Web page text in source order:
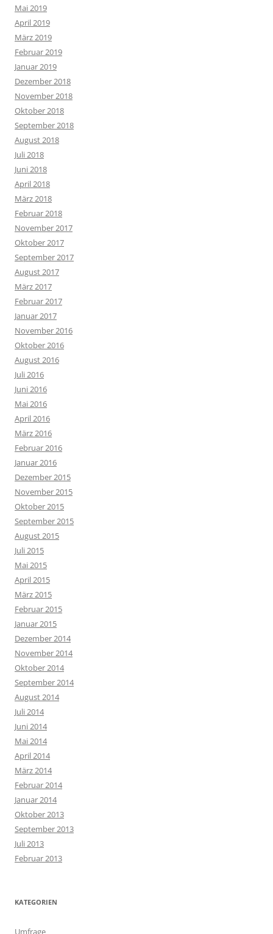
Mai 2019
April 2019
März 2019
Februar 2019
Januar 2019
Dezember 2018
November 2018
Oktober 2018
September 2018
August 2018
Juli 2018
Juni 2018
April 2018
März 2018
Februar 2018
November 2017
Oktober 2017
September 2017
August 2017
März 2017
Februar 2017
Januar 2017
November 2016
Oktober 2016
August 2016
Juli 2016
Juni 2016
Mai 2016
April 2016
März 2016
Februar 2016
Januar 2016
Dezember 2015
November 2015
Oktober 2015
September 2015
August 2015
Juli 2015
Mai 2015
April 2015
März 2015
Februar 2015
Januar 2015
Dezember 2014
November 2014
Oktober 2014
September 2014
August 2014
Juli 2014
Juni 2014
Mai 2014
April 2014
März 2014
Februar 2014
Januar 2014
Oktober 2013
September 2013
Juli 2013
Februar 2013
KATEGORIEN
Umfrage